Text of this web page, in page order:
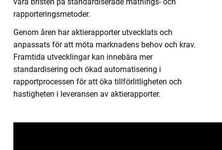
rapporteringsmetoder.
Genom åren har aktierapporter utvecklats och
anpassats för att möta marknadens behov och krav.
Framtida utvecklingar kan innebära mer
standardisering och ökad automatisering i
rapportprocessen för att öka tillförlitligheten och
hastigheten i leveransen av aktierapporter.